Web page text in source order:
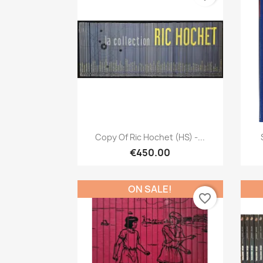
Quick view
Copy Of Ric Hochet (HS) -...
€450.00
ON SALE!
favorite_border